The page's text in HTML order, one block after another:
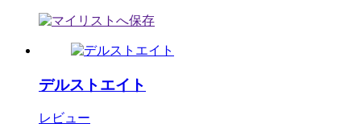
デルストエイト
レビュー